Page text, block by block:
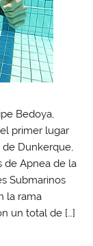
Bedoya,
primer lugar
Dunkerque,
de Apnea de la
Submarinos
la rama
un total de […]